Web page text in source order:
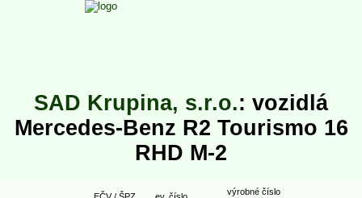
SAD Krupina, s.r.o.: vozidlá
Mercedes-Benz R2 Tourismo 16
RHD M-2
výrobné číslo